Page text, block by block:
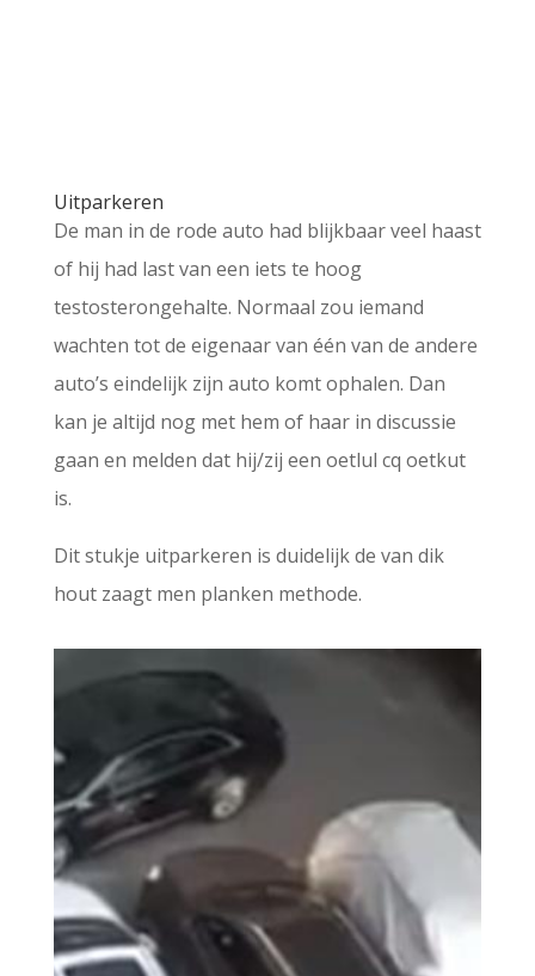
Uitparkeren
De man in de rode auto had blijkbaar veel haast
of hij had last van een iets te hoog
testosterongehalte. Normaal zou iemand
wachten tot de eigenaar van één van de andere
auto’s eindelijk zijn auto komt ophalen. Dan
kan je altijd nog met hem of haar in discussie
gaan en melden dat hij/zij een oetlul cq oetkut
is.
Dit stukje uitparkeren is duidelijk de van dik
hout zaagt men planken methode.